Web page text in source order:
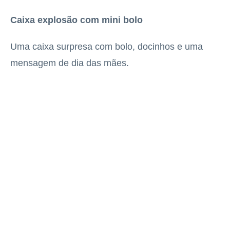
Caixa explosão com mini bolo
Uma caixa surpresa com bolo, docinhos e uma
mensagem de dia das mães.